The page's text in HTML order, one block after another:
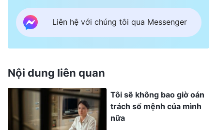
cầu nguyện trong nước mắt, “Lạy Đức Chúa Trời,
con biết lãnh đạo đang phơi bày một vấn đề
thực tế của con, nhưng con không thấy được
thể hiểu bản thân và rút ra bài học cho mình”.
Hôm sau tôi tổ chức một buổi hội họp để thảo
luận công khai và phân định về lãnh đạo và hai
Liên hệ với chúng tôi qua Messenger
Nội dung liên quan
Tôi sẽ không bao giờ oán
trách số mệnh của mình
nữa